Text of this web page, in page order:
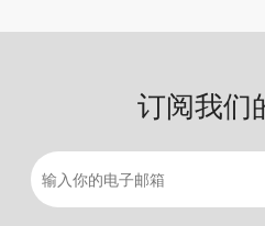
订阅我们